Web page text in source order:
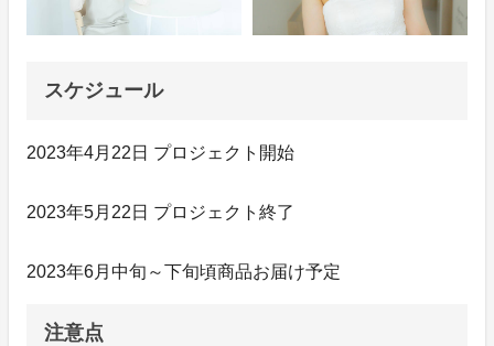
スケジュール
2023年4月22日 プロジェクト開始
2023年5月22日 プロジェクト終了
2023年6月中旬～下旬頃商品お届け予定
注意点